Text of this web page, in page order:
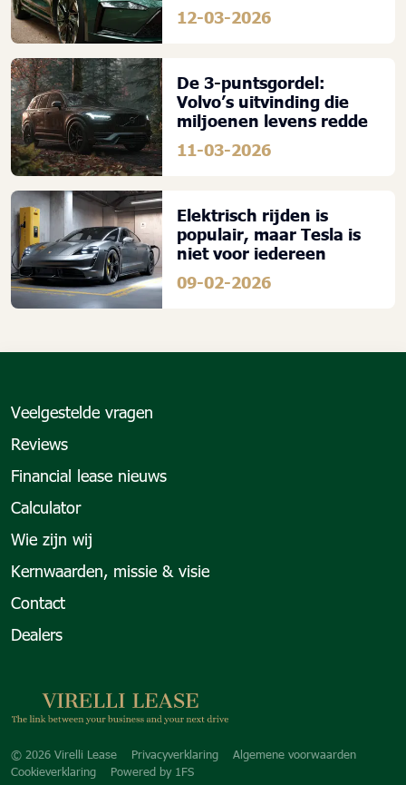
12-03-2026
De 3-puntsgordel:
Volvo’s uitvinding die
miljoenen levens redde
11-03-2026
Elektrisch rijden is
populair, maar Tesla is
niet voor iedereen
09-02-2026
Veelgestelde vragen
Reviews
Financial lease nieuws
Calculator
Wie zijn wij
Kernwaarden, missie & visie
Contact
Dealers
Copyright navigation
© 2026 Virelli Lease Privacyverklaring
Algemene voorwaarden
Cookieverklaring
Powered by 1FS